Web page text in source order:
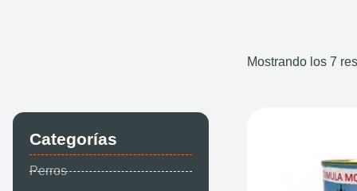
Categorías
Perros
Mostrando los 7